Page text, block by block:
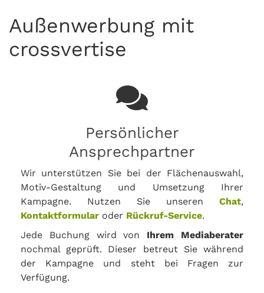
Außenwerbung mit
crossvertise
Persönlicher
Ansprechpartner
Wir unterstützen Sie bei der Flächenauswahl,
Motiv-Gestaltung und Umsetzung Ihrer
Kampagne. Nutzen Sie unseren Chat,
Kontaktformular oder Rückruf-Service.
Jede Buchung wird von Ihrem Mediaberater
nochmal geprüft. Dieser betreut Sie während
der Kampagne und steht bei Fragen zur
Verfügung.